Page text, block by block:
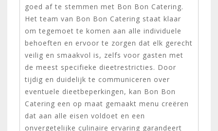
goed af te stemmen met Bon Bon Catering.
Het team van Bon Bon Catering staat klaar
om tegemoet te komen aan alle individuele
behoeften en ervoor te zorgen dat elk gerecht
veilig en smaakvol is, zelfs voor gasten met
de meest specifieke dieetrestricties. Door
tijdig en duidelijk te communiceren over
eventuele dieetbeperkingen, kan Bon Bon
Catering een op maat gemaakt menu creëren
dat aan alle eisen voldoet en een
onvergetelijke culinaire ervaring garandeert